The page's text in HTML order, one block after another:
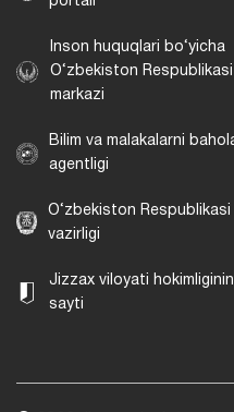
Inson huquqlari bo‘yicha
O‘zbekiston
markazi
Bilim va malakalarni
agentligi
O‘zbekiston Respublikasi
vazirligi
Jizzax viloyati
sayti